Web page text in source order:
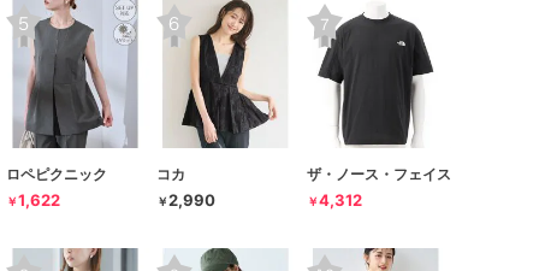
ロペピクニック
￥1,622
コカ
￥2,990
ザ・ノース・フェイス
￥4,312